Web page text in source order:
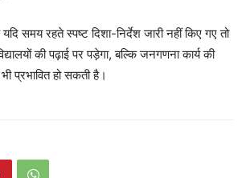
समय रहते स्पष्ट दिशा-निर्देश जारी नहीं किए गए तो
की पढ़ाई पर पड़ेगा, बल्कि जनगणना कार्य की
प्रभावित हो सकती है।